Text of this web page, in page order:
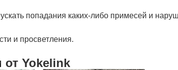
попадания каких-либо примесей и
и просветления.
от Yokelink